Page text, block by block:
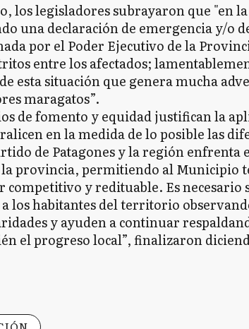
los legisladores subrayaron que "en
una declaración de emergencia y/o
por el Poder Ejecutivo de la
entre los afectados;
esta situación que genera mucha
maragatos”.
de fomento y equidad justifican la
en la medida de lo posible las
de Patagones y la región enfrenta
la provincia, permitiendo al Municipio
competitivo y redituable. Es necesario
los habitantes del territorio
y ayuden a continuar
el progreso local”, finalizaron